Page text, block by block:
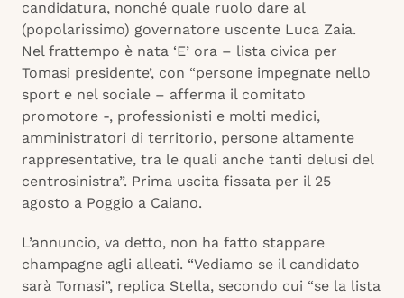
candidatura, nonché quale ruolo dare al
(popolarissimo) governatore uscente Luca Zaia.
Nel frattempo è nata ‘E’ ora – lista civica per
Tomasi presidente’, con “persone impegnate nello
sport e nel sociale – afferma il comitato
promotore -, professionisti e molti medici,
amministratori di territorio, persone altamente
rappresentative, tra le quali anche tanti delusi del
centrosinistra”. Prima uscita fissata per il 25
agosto a Poggio a Caiano.
L’annuncio, va detto, non ha fatto stappare
champagne agli alleati. “Vediamo se il candidato
sarà Tomasi”, replica Stella, secondo cui “se la lista